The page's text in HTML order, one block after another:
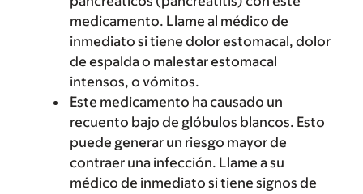
medicamento. Llame al médico de
inmediato si tiene dolor estomacal, dolor
de espalda o malestar estomacal
intensos, o vómitos.
Este medicamento ha causado un
recuento bajo de glóbulos blancos. Esto
puede generar un riesgo mayor de
contraer una infección. Llame a su
médico de inmediato si tiene signos de